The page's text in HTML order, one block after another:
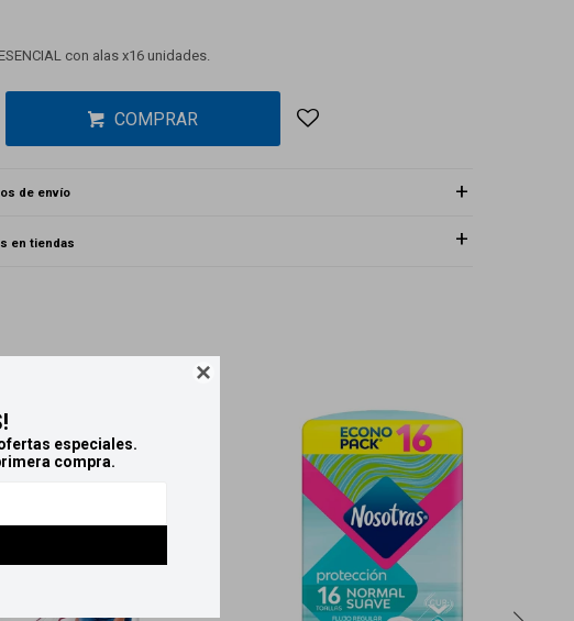

especiales.
compra.
con alas x16 unidades.
COMPRAR
de envío
en tiendas